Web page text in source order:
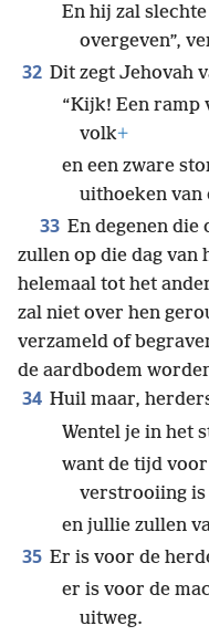
En hij zal
overgeven”,
32 Dit zegt Jehovah
“Kijk! Een
volk+
en een zware
uithoeken van
33 En degenen die
zullen op die dag van
helemaal tot het
zal niet over hen
verzameld of
de aardbodem
34 Huil maar,
Wentel je in het
want de tijd
verstrooiing is
en jullie zullen
35 Er is voor de
er is voor de
uitweg.